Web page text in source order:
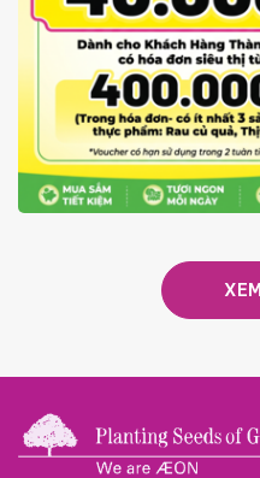
GIÁ LUÔN RẺ TỪ 6/